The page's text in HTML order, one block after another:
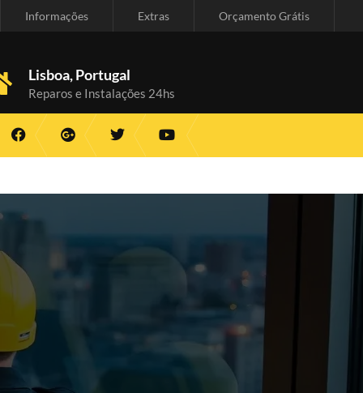
Informações Extras Orçamento Grátis
Lisboa, Portugal
Reparos e Instalações 24hs